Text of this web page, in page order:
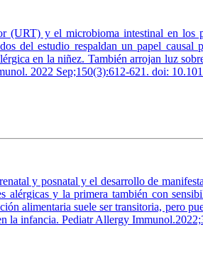
(URT) y el microbioma intestinal en los
del estudio respaldan un papel
en la niñez. También arrojan luz
2022 Sep;150(3):612-621. doi:
y posnatal y el desarrollo de
alérgicas y la primera también con
alimentaria suele ser transitoria, pero
la infancia. Pediatr Allergy